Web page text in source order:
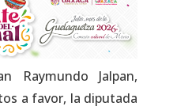
Raymundo Jalpan,
a favor, la diputada